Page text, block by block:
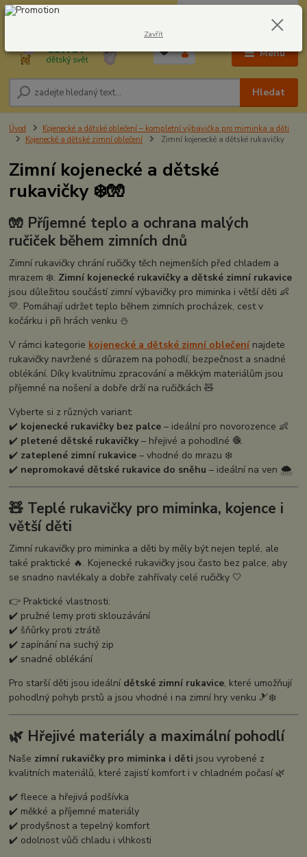
Menu
Hledat
604278943 0,00 Kč
Úvod
Kojenecké a dětské oblečení – kompletní výbavička pro miminka a děti
Kojenecké a dětské zimní oblečení
Zimní kojenecké a dětské rukavičky
Zimní kojenecké a dětské
rukavičky ❄️🧤
🧤 Příjemné teplo a ochrana malých
ručiček během zimních dnů
Zimní rukavičky chrání ručičky těch nejmenších před chladem a
mrazem ❄️. Zimní kojenecké rukavičky a dětské zimní rukavice
jsou důležitou součástí zimní výbavičky pro miminka i větší děti 👶
💛. Pomáhají udržet teplo během zimních procházek, cest v
kočárku i při hrách venku ⛄
V rámci kategorie kojenecké a dětské zimní oblečení najdete
rukavičky navržené s důrazem na pohodlí, bezpečnost a snadné
oblékání. Díky kvalitnímu zpracování a měkkým materiálům jsou
příjemné na nošení a dobře drží na ručičkách 🧸
Vyberte si z různých variant:
✔️ kojenecké rukavičky bez palce – ideální pro novorozence 👶
✔️ pletené dětské rukavičky– hřejivé a pohodlné 🧶
✔️ zateplené zimní rukavice – vhodné do mrazu ❄️
✔️ nepromokavé dětské rukavice do sněhu – ideální na ven 🌨️
🧸 Teplé rukavičky pro miminka, kojence i
větší děti
Zimní rukavičky pro miminka a děti by měly být nejen teplé, ale
také praktické 🔥. Kojenecké rukavičky jsou často bez palce, aby
se snadno navlékaly a dobře zahřívaly celé ručičky 🤍
👉 Praktické vlastnosti:
✔️ pružné lemy proti sklouzávání
✔️ šňůrky proti ztrátě
✔️ zapínání na suchý zip
✔️ snadné oblékání
Pro starší děti jsou ideální dětské zimní rukavice, které umožňují
pohodlný pohyb prstů a jsou vhodné i na zimní hry venku 🎿❄️
🌿 Hřejivé materiály a maximální pohodlí
Naše zimní rukavičky pro miminka i děti jsou vyrobené z
kvalitních materiálů, které zajistí komfort i v chladném počasí 🌿
✔️ fleece a hřejivá podšívka
✔️ měkké a příjemné materiály
✔️ prodyšnost a tepelný komfort
✔️ odolnost vůči chladu i vlhkosti
Zavřít